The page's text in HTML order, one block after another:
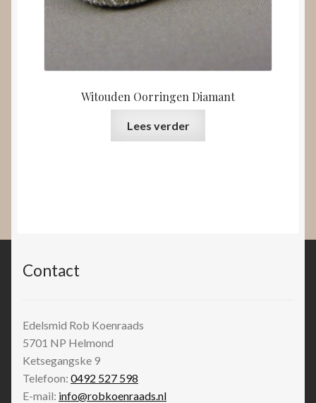
Witouden Oorringen Diamant
Lees verder
Contact
Edelsmid Rob Koenraads
5701 NP Helmond
Ketsegangske 9
Telefoon: 0492 527 598
E-mail: info@robkoenraads.nl